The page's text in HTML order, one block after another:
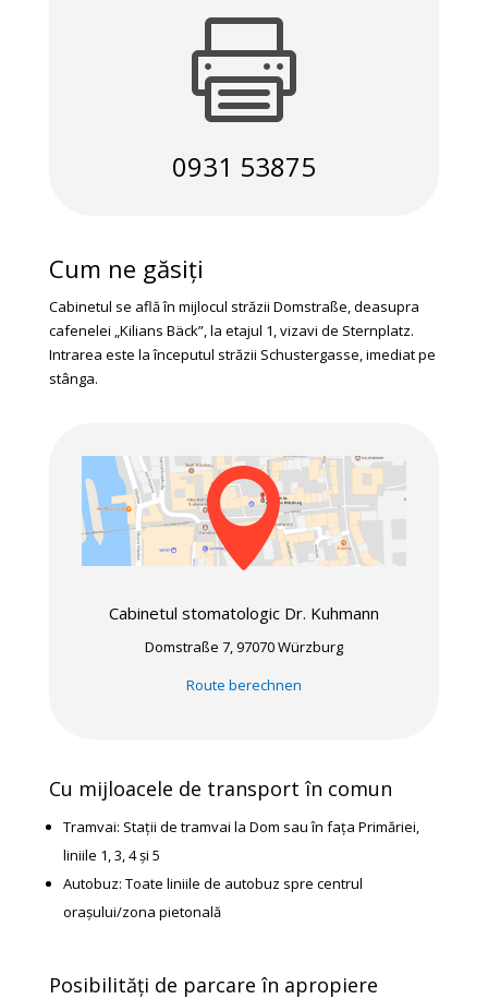

0931 53875
Cum ne găsiți
Cabinetul se află în mijlocul străzii Domstraße, deasupra
cafenelei „Kilians Bäck”, la etajul 1, vizavi de Sternplatz.
Intrarea este la începutul străzii Schustergasse, imediat pe
stânga.

Cabinetul stomatologic Dr. Kuhmann
Domstraße 7, 97070 Würzburg
Route berechnen
Cu mijloacele de transport în comun
Tramvai: Stații de tramvai la Dom sau în fața Primăriei,
liniile 1, 3, 4 și 5
Autobuz: Toate liniile de autobuz spre centrul
orașului/zona pietonală
Posibilități de parcare în apropiere